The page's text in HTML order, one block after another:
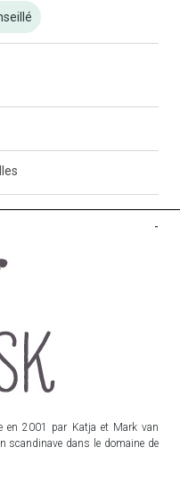
-
en 2001 par Katja et Mark van
scandinave dans le domaine de